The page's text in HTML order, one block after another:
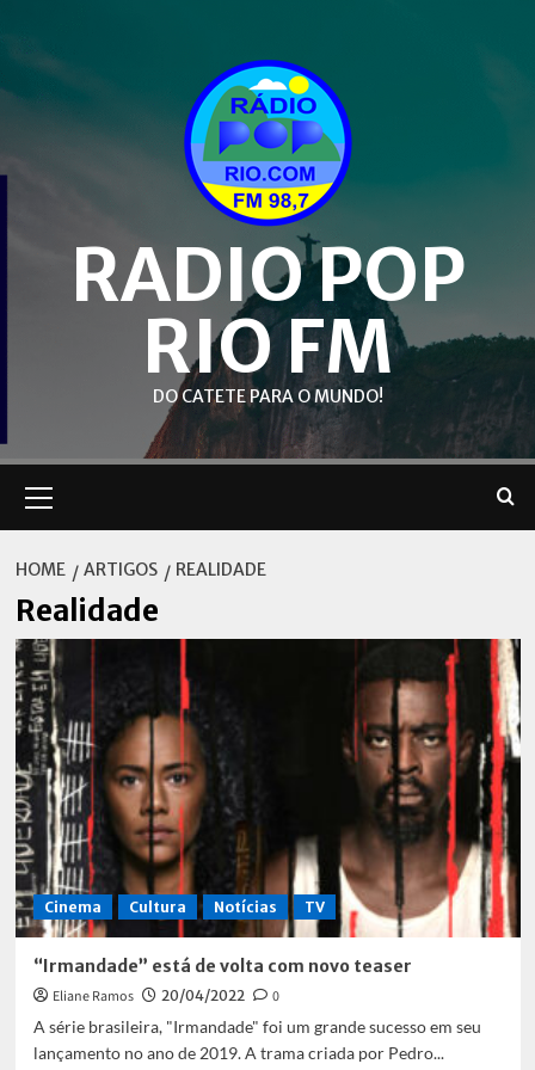
content
RADIO POP
RIO FM
DO CATETE PARA O MUNDO!
Menu
HOME ARTIGOS REALIDADE
Realidade
Cinema Cultura Notícias TV
“Irmandade” está de volta com novo teaser
Eliane Ramos 20/04/2022
0
A série brasileira, "Irmandade" foi um grande sucesso em seu
lançamento no ano de 2019. A trama criada por Pedro...